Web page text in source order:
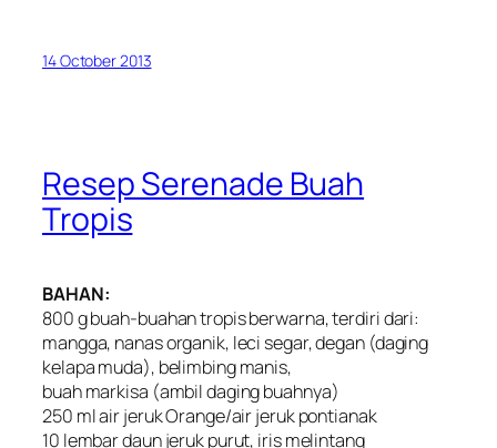
14 October 2013
Resep Serenade Buah
Tropis
BAHAN:
800 g buah-buahan tropis berwarna, terdiri dari:
mangga, nanas organik, leci segar, degan (daging
kelapa muda), belimbing manis,
buah markisa (ambil daging buahnya)
250 ml air jeruk Orange/air jeruk pontianak
10 lembar daun jeruk purut, iris melintang